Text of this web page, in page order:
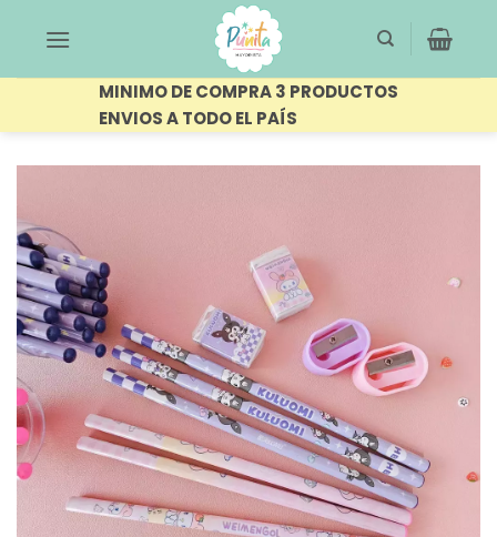
MINIMO DE COMPRA 3 PRODUCTOS
ENVIOS A TODO EL PAÍS